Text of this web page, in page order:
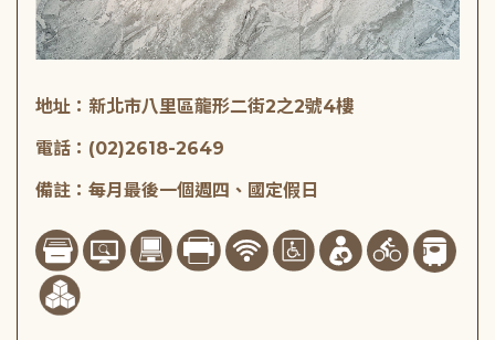
地址：新北市八里區龍形二街2之2號4樓
電話：(02)2618-2649
備註：每月最後一個週四、國定假日